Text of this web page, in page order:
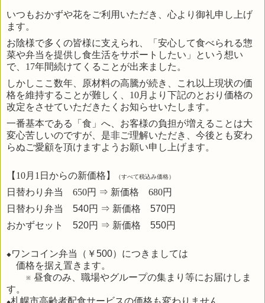
いつもおかずや花をご利用いただき、心より御礼申し上げ
ます。
お陰様で多くの皆様に支えられ、「安心して食べられる惣
菜や弁当を提供し食生活をサポートしたい」という想い
で、17年間続けてくることが出来ました。
しかしここ数年、原材料の高騰が続き、これ以上現状の価
格を維持することが難しく、10月より下記のとおり価格の
改定をさせていただきたくお知らせいたします。
一番基本である「食」へ、お客様の負担が増えることは大
変心苦しいのですが、是非ご理解いただき、今後とも変わ
らぬご愛顧を頂けますようお願い申し上げます。
【 10月 1 日からの新価格】 （すべて税込み価格）
日替わり弁当 650円 ⇒ 新価格 680円
日替わり弁当 540円 ⇒ 新価格 570円
おかずセット 520円 ⇒ 新価格 550円
◆ワンコイン弁当（￥500）につきましては
価格を据え置きます。
※ 昼食のみ、職場やグループの集まり等にお届けしま
す。